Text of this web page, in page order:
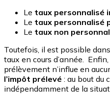
Le taux personnalisé
Le taux personnalisé
Le taux non
Toutefois, il est possible
taux en cours d’année.
prélèvement n’influe en
l’impôt prélevé : au bout du
indépendamment de la